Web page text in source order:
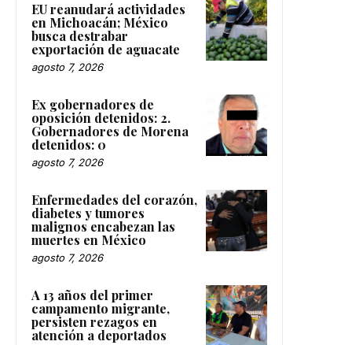
EU reanudará actividades
en Michoacán; México
busca destrabar
exportación de aguacate
agosto 7, 2026
Ex gobernadores de
oposición detenidos: 2.
Gobernadores de Morena
detenidos: 0
agosto 7, 2026
Enfermedades del corazón,
diabetes y tumores
malignos encabezan las
muertes en México
agosto 7, 2026
A 13 años del primer
campamento migrante,
persisten rezagos en
atención a deportados